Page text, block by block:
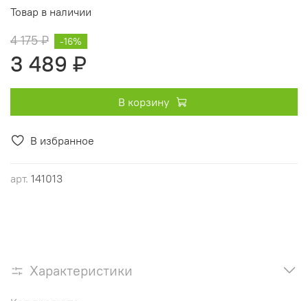
В избранное
арт. 141013
Товар в наличии
4 175 ₽
3 489 ₽
-16%
В корзину
Характеристики